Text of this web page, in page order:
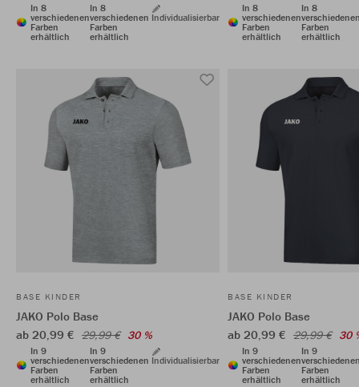
In 8
verschiedenen
Farben
erhältlich
In 8
verschiedenen
Farben
erhältlich
Individualisierbar
In 8
verschiedenen
Farben
erhältlich
In 8
Farben
erhältlich
BASE KINDER
JAKO Polo Base
ab 20,99 € 29,99 € 30 %
In 9
verschiedenen
Farben
erhältlich
In 9
verschiedenen
Farben
erhältlich
Individualisierbar
BASE KINDER
JAKO Polo Base
ab 20,99 € 29,99 € 30
In 9
verschiedenen
Farben
erhältlich
In 9
Farben
erhältlich